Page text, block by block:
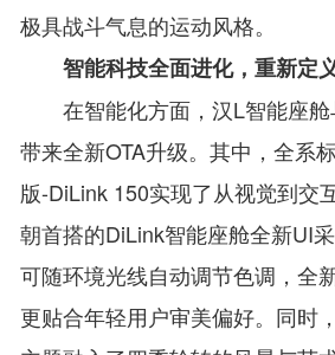
极具战斗气息的运动风格。
智能科技全面进化，重新定
在智能化方面，汉L智能座
带来全新OTA升级。其中，全系
版-DiLink 150实现了从视觉到交
朝首搭的DiLink智能座舱全新UI
可随环境光线自动调节色调，全
更贴合年轻用户审美偏好。同时